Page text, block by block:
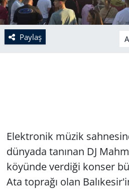
Paylaş A
Elektronik müzik
dünyada tanınan DJ
köyünde verdiği konser
Ata toprağı olan